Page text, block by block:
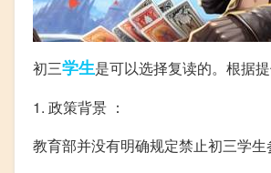
初三学生是可以选择复读的。根据
1. 政策背景 ：
教育部并没有明确规定禁止初三学生